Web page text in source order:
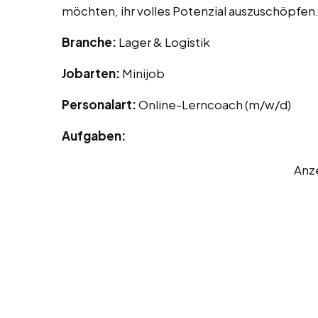
möchten, ihr volles Potenzial auszuschöpfen.
Branche: Lager & Logistik
Jobarten: Minijob
Personalart:Online-Lerncoach (m/w/d)
Aufgaben: